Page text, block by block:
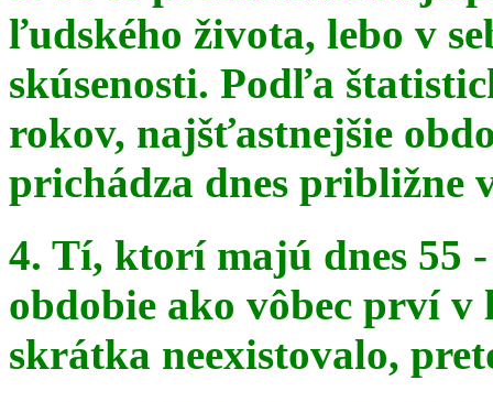
ľudského života, lebo v
skúsenosti. Podľa
rokov, najšťastnejšie
prichádza dnes približne
4. Tí, ktorí majú dnes 55
obdobie ako vôbec prví
skrátka neexistovalo,